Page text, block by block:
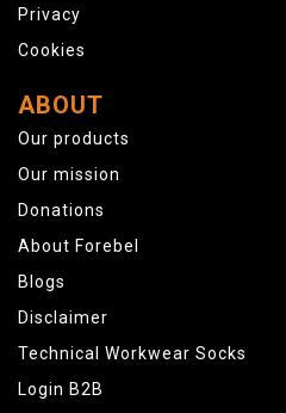
Privacy
Cookies
ABOUT
Our products
Our mission
Donations
About Forebel
Blogs
Disclaimer
Technical Workwear Socks
Login B2B